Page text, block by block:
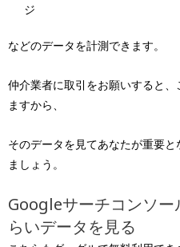
ジ
などのデータを計測できます。
仲介業者に取引をお願いすると
ますから、
そのデータを見てあなたが重要
ましょう。
Googleサーチコンソー
らいデータを見る